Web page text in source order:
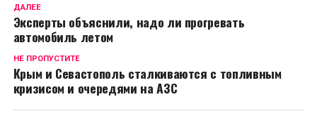
ДАЛЕЕ
Эксперты объяснили, надо ли прогревать
автомобиль летом
НЕ ПРОПУСТИТЕ
Крым и Севастополь сталкиваются с топливным
кризисом и очередями на АЗС